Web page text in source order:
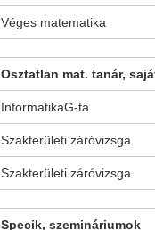
Véges matematika
Osztatlan mat. tanár,
InformatikaG-ta
Szakterületi záróvizsga
Szakterületi záróvizsga
Specik, szemináriumok